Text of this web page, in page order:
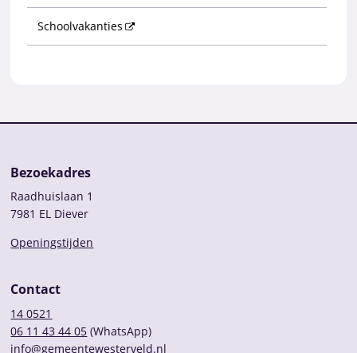
Schoolvakanties
Bezoekadres
Raadhuislaan 1
7981 EL Diever
Openingstijden
Contact
14 0521
06 11 43 44 05 (WhatsApp)
info@gemeentewesterveld.nl